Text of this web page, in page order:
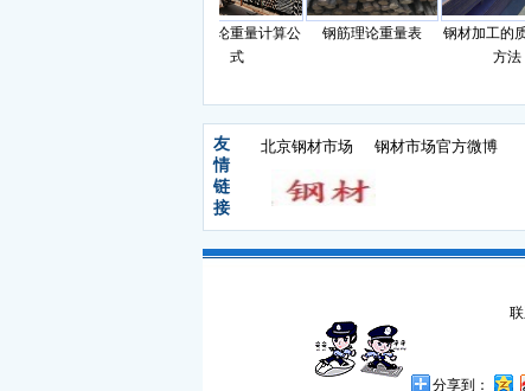
钢材理论重量计算公
钢筋理论重量表
钢材加工的质
方法
友
情
链
接
北京钢材市场 钢材市场官方微博
分享到：